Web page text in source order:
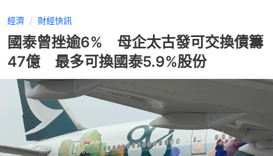
經濟 財經快訊
國泰曾挫逾6% 母企太古發可交換債籌
47億 最多可換國泰5.9%股份